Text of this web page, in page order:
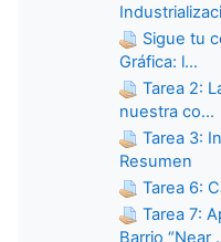
Sigue tu
Gráfica: l...
Tarea 2:
nuestra co...
Tarea 3:
Resumen
Tarea 6:
Tarea 7:
Barrio “Near